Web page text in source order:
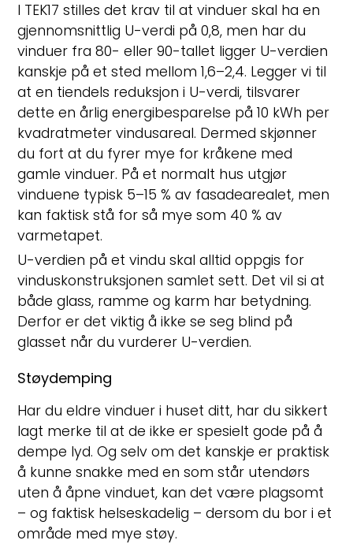
I TEK17 stilles det krav til at vinduer skal ha en
gjennomsnittlig U-verdi på 0,8, men har du
vinduer fra 80- eller 90-tallet ligger U-verdien
kanskje på et sted mellom 1,6–2,4. Legger vi til
at en tiendels reduksjon i U-verdi, tilsvarer
dette en årlig energibesparelse på 10 kWh per
kvadratmeter vindusareal. Dermed skjønner
du fort at du fyrer mye for kråkene med
gamle vinduer. På et normalt hus utgjør
vinduene typisk 5–15 % av fasadearealet, men
kan faktisk stå for så mye som 40 % av
varmetapet.
U-verdien på et vindu skal alltid oppgis for
vinduskonstruksjonen samlet sett. Det vil si at
både glass, ramme og karm har betydning.
Derfor er det viktig å ikke se seg blind på
glasset når du vurderer U-verdien.
Støydemping
Har du eldre vinduer i huset ditt, har du sikkert
lagt merke til at de ikke er spesielt gode på å
dempe lyd. Og selv om det kanskje er praktisk
å kunne snakke med en som står utendørs
uten å åpne vinduet, kan det være plagsomt
– og faktisk helseskadelig – dersom du bor i et
område med mye støy.